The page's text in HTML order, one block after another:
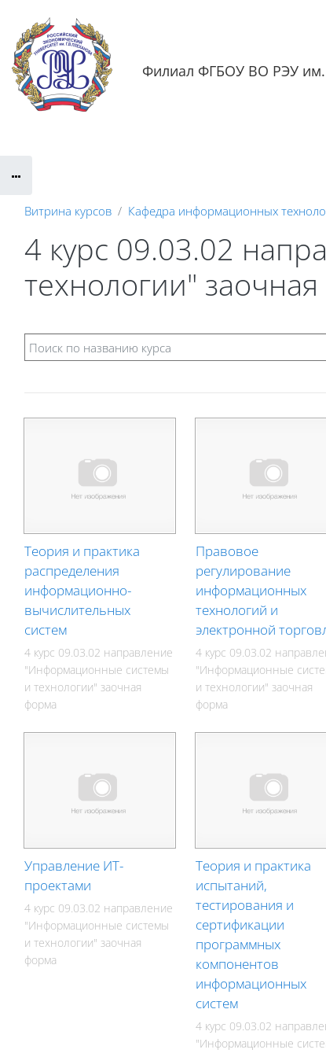
Филиал ФГБОУ ВО РЭУ им.
Витрина курсов Кафедра информационных
4 курс 09.03.02
технологии"
Теория и практика
распределения
информационно-
вычислительных
систем
4 курс 09.03.02 направление
"Информационные системы
и технологии" заочная
форма
Правовое
регулирование
информационных
технологий и
электронной
4 курс 09.03.02
"Информационные
и технологии" заочная
форма
Управление ИТ-
проектами
4 курс 09.03.02 направление
"Информационные системы
и технологии" заочная
форма
Теория и практика
испытаний,
тестирования и
сертификации
программных
компонентов
информационных
систем
4 курс 09.03.02
"Информационные